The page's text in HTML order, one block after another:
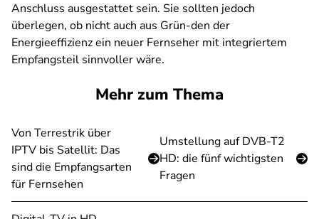
Anschluss ausgestattet sein. Sie sollten jedoch
überlegen, ob nicht auch aus Grün-den der
Energieeffizienz ein neuer Fernseher mit integriertem
Empfangsteil sinnvoller wäre.
Mehr zum Thema
Von Terrestrik über
IPTV bis Satellit: Das
sind die Empfangsarten
für Fernsehen
Umstellung auf DVB-T2
HD: die fünf wichtigsten
Fragen